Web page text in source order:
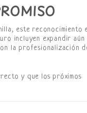
este reconocimiento
incluyen expandir aún
la profesionalización
y que los próximos